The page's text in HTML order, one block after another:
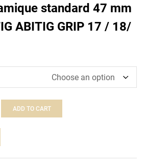
standard 47 mm
ABITIG GRIP 17 / 18/
ADD TO CART